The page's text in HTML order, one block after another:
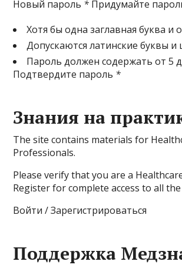
Новый пароль * Придумайте
Хотя бы одна заглавная буква и
Допускаются латинские буквы
Пароль должен содержать от 5
Подтвердите пароль *
Знания на
The site contains materials for
Professionals.
Please verify that you are a
Register for complete access to all
Войти / Зарегистрироваться
Поддержка